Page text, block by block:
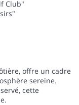
Club"
offre un cadre
sereine.
cette